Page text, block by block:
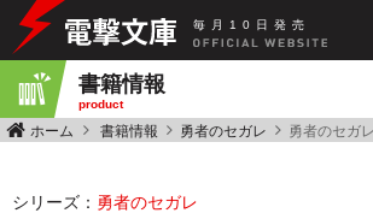
毎 月 10 日 発 売
書籍情報
product
ホーム 書籍情報 勇者のセガレ 勇者のセガ
シリーズ： 勇者のセガレ